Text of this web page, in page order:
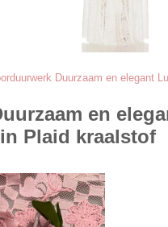
Duurzaam en elegant
en
Plaid kraalstof